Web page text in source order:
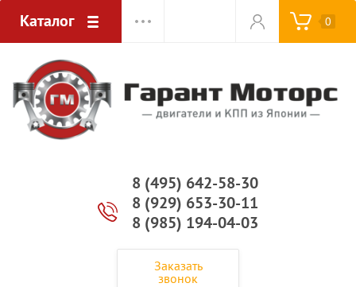
Каталог 0
8 (495) 642-58-30
8 (929) 653-30-11
8 (985) 194-04-03
Заказать
звонок